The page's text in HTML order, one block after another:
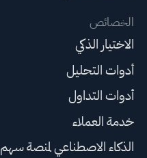
الخصائص
الاختيار الذكي
أدوات التحليل
أدوات التداول
خدمة العملاء
الذكاء الاصطناعي لمنصة سهم